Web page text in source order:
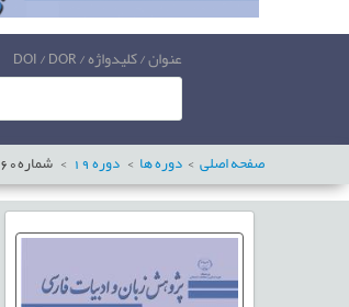
عنوان / کلیدواژه / DOI / DOR
صفحه اصلی دوره ها دوره شماره60